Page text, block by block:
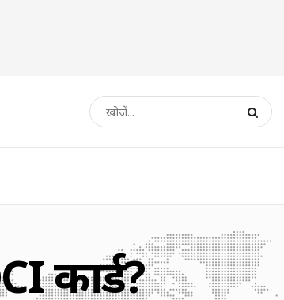
कार्ड?